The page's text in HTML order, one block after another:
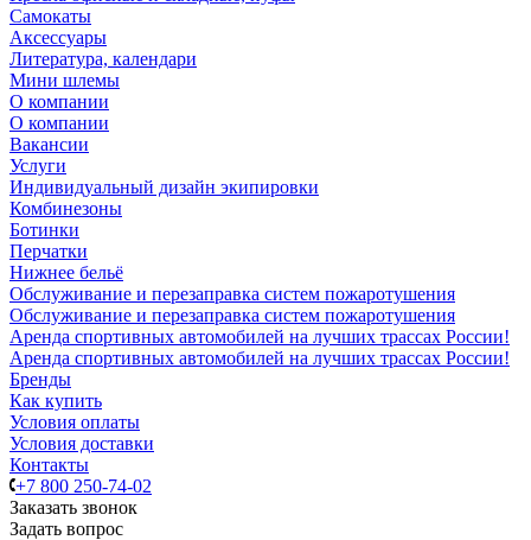
Самокаты
Аксессуары
Литература, календари
Мини шлемы
О компании
О компании
Вакансии
Услуги
Индивидуальный дизайн экипировки
Комбинезоны
Ботинки
Перчатки
Нижнее бельё
Обслуживание и перезаправка систем пожаротушения
Обслуживание и перезаправка систем пожаротушения
Аренда спортивных автомобилей на лучших трассах России!
Аренда спортивных автомобилей на лучших трассах России!
Бренды
Как купить
Условия оплаты
Условия доставки
Контакты
+7 800 250-74-02
Заказать звонок
Задать вопрос